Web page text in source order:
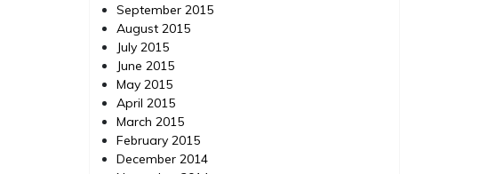
September 2015
August 2015
July 2015
June 2015
May 2015
April 2015
March 2015
February 2015
December 2014